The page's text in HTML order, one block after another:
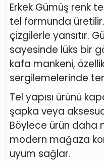
Erkek Gümüş renk
tel formunda üretilir.
çizgilerle yansıtır.
sayesinde lüks bir
kafa mankeni,
sergilemelerinde
Tel yapısı ürünü
şapka veya
Böylece ürün daha
modern mağaza
uyum sağlar.